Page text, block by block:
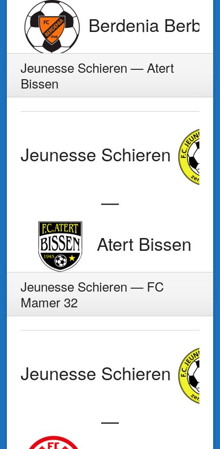
Berdenia
Jeunesse Schieren — Atert
Bissen
Jeunesse Schieren
—
Atert Bissen
Jeunesse Schieren — FC
Mamer 32
Jeunesse Schieren
—